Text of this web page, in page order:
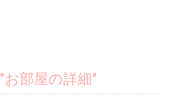
"お部屋の詳細"